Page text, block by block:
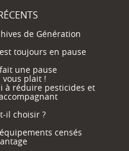
de Génération
toujours en pause
une pause
vous plait !
à réduire pesticides et
il choisir ?
censés